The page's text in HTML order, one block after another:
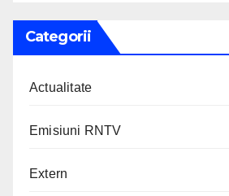
Categorii
Actualitate
Emisiuni RNTV
Extern